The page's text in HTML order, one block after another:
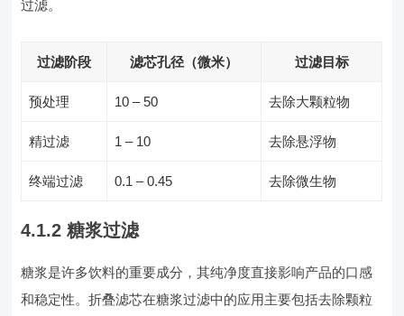
过滤。
过滤阶段 滤芯孔径（微米） 过滤目标
预处理 10 – 50 去除大颗粒物
精过滤 1 – 10 去除悬浮物
终端过滤 0.1 – 0.45 去除微生物
4.1.2 糖浆过滤
糖浆是许多饮料的重要成分，其纯净度直接影响产品的口感
和稳定性。折叠滤芯在糖浆过滤中的应用主要包括去除颗粒